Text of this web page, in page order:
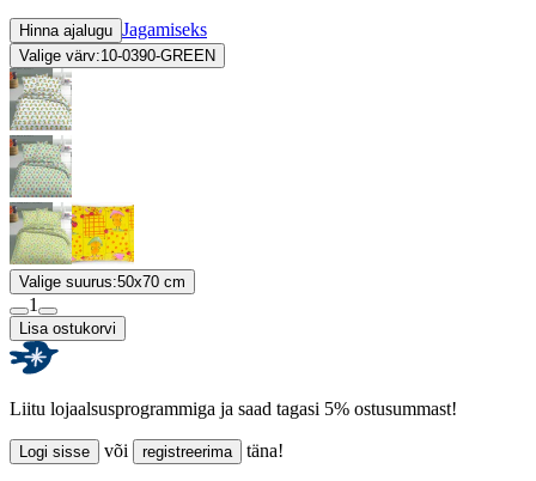
Hinna ajalugu Jagamiseks
Valige värv:10-0390-GREEN
Valige suurus:50x70 cm
1
Lisa ostukorvi
Liitu lojaalsusprogrammiga ja saad tagasi 5% ostusummast!
Logi sisse või registreerima täna!